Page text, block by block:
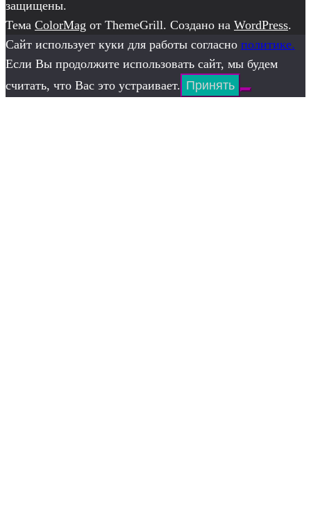
защищены.
Тема ColorMag от ThemeGrill. Создано на WordPress.
Сайт использует куки для работы согласно политике.
Если Вы продолжите использовать сайт, мы будем
считать, что Вас это устраивает. Принять